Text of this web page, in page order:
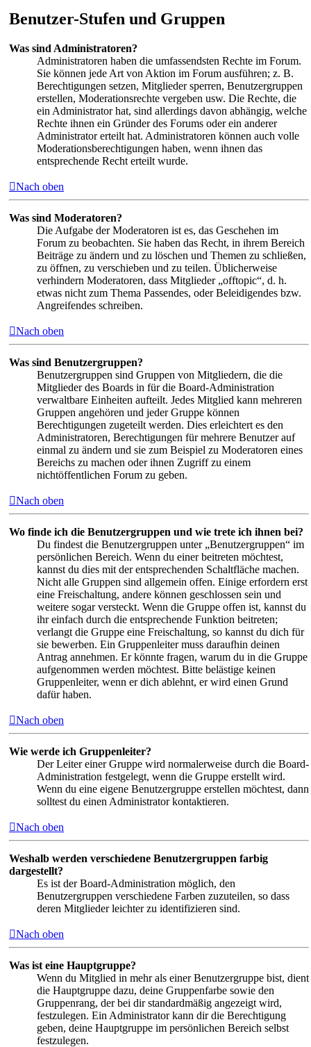
Benutzer-Stufen und Gruppen
Was sind Administratoren?
Administratoren haben die umfassendsten Rechte im Forum.
Sie können jede Art von Aktion im Forum ausführen; z. B.
Berechtigungen setzen, Mitglieder sperren, Benutzergruppen
erstellen, Moderationsrechte vergeben usw. Die Rechte, die
ein Administrator hat, sind allerdings davon abhängig, welche
Rechte ihnen ein Gründer des Forums oder ein anderer
Administrator erteilt hat. Administratoren können auch volle
Moderationsberechtigungen haben, wenn ihnen das
entsprechende Recht erteilt wurde.
Nach oben
Was sind Moderatoren?
Die Aufgabe der Moderatoren ist es, das Geschehen im
Forum zu beobachten. Sie haben das Recht, in ihrem Bereich
Beiträge zu ändern und zu löschen und Themen zu schließen,
zu öffnen, zu verschieben und zu teilen. Üblicherweise
verhindern Moderatoren, dass Mitglieder „offtopic“, d. h.
etwas nicht zum Thema Passendes, oder Beleidigendes bzw.
Angreifendes schreiben.
Nach oben
Was sind Benutzergruppen?
Benutzergruppen sind Gruppen von Mitgliedern, die die
Mitglieder des Boards in für die Board-Administration
verwaltbare Einheiten aufteilt. Jedes Mitglied kann mehreren
Gruppen angehören und jeder Gruppe können
Berechtigungen zugeteilt werden. Dies erleichtert es den
Administratoren, Berechtigungen für mehrere Benutzer auf
einmal zu ändern und sie zum Beispiel zu Moderatoren eines
Bereichs zu machen oder ihnen Zugriff zu einem
nichtöffentlichen Forum zu geben.
Nach oben
Wo finde ich die Benutzergruppen und wie trete ich ihnen bei?
Du findest die Benutzergruppen unter „Benutzergruppen“ im
persönlichen Bereich. Wenn du einer beitreten möchtest,
kannst du dies mit der entsprechenden Schaltfläche machen.
Nicht alle Gruppen sind allgemein offen. Einige erfordern erst
eine Freischaltung, andere können geschlossen sein und
weitere sogar versteckt. Wenn die Gruppe offen ist, kannst du
ihr einfach durch die entsprechende Funktion beitreten;
verlangt die Gruppe eine Freischaltung, so kannst du dich für
sie bewerben. Ein Gruppenleiter muss daraufhin deinen
Antrag annehmen. Er könnte fragen, warum du in die Gruppe
aufgenommen werden möchtest. Bitte belästige keinen
Gruppenleiter, wenn er dich ablehnt, er wird einen Grund
dafür haben.
Nach oben
Wie werde ich Gruppenleiter?
Der Leiter einer Gruppe wird normalerweise durch die Board-
Administration festgelegt, wenn die Gruppe erstellt wird.
Wenn du eine eigene Benutzergruppe erstellen möchtest, dann
solltest du einen Administrator kontaktieren.
Nach oben
Weshalb werden verschiedene Benutzergruppen farbig
dargestellt?
Es ist der Board-Administration möglich, den
Benutzergruppen verschiedene Farben zuzuteilen, so dass
deren Mitglieder leichter zu identifizieren sind.
Nach oben
Was ist eine Hauptgruppe?
Wenn du Mitglied in mehr als einer Benutzergruppe bist, dient
die Hauptgruppe dazu, deine Gruppenfarbe sowie den
Gruppenrang, der bei dir standardmäßig angezeigt wird,
festzulegen. Ein Administrator kann dir die Berechtigung
geben, deine Hauptgruppe im persönlichen Bereich selbst
festzulegen.